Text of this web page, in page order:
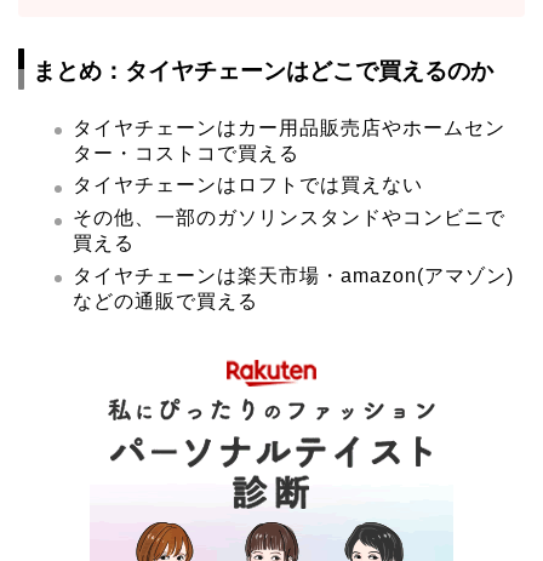
まとめ：タイヤチェーンはどこで買えるのか
タイヤチェーンはカー用品販売店やホームセン
ター・コストコで買える
タイヤチェーンはロフトでは買えない
その他、一部のガソリンスタンドやコンビニで
買える
タイヤチェーンは楽天市場・amazon(アマゾン)
などの通販で買える